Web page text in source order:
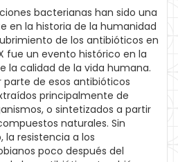
bacterianas han sido una
en la historia de la humanidad
de los antibióticos en
fue un evento histórico en la
la calidad de la vida humana.
parte de esos antibióticos
principalmente de
o sintetizados a partir
naturales. Sin
la resistencia a los
poco después del